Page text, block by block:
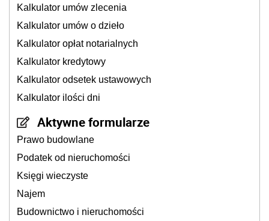
Kalkulator umów zlecenia
Kalkulator umów o dzieło
Kalkulator opłat notarialnych
Kalkulator kredytowy
Kalkulator odsetek ustawowych
Kalkulator ilości dni
Aktywne formularze
Prawo budowlane
Podatek od nieruchomości
Księgi wieczyste
Najem
Budownictwo i nieruchomości